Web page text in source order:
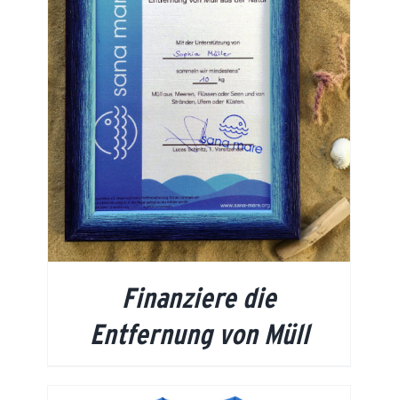
Finanziere die
Entfernung von Müll